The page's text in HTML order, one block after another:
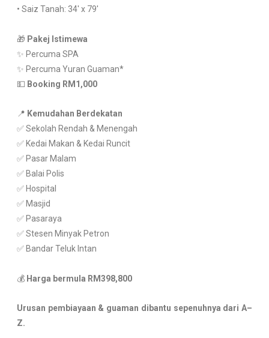
• Saiz Tanah: 34′ x 79′
🎁 Pakej Istimewa
✨ Percuma SPA
✨ Percuma Yuran Guaman*
💵 Booking RM1,000
📍 Kemudahan Berdekatan
✅ Sekolah Rendah & Menengah
✅ Kedai Makan & Kedai Runcit
✅ Pasar Malam
✅ Balai Polis
✅ Hospital
✅ Masjid
✅ Pasaraya
✅ Stesen Minyak Petron
✅ Bandar Teluk Intan
💰 Harga bermula RM398,800
Urusan pembiayaan & guaman dibantu sepenuhnya dari A–
Z.